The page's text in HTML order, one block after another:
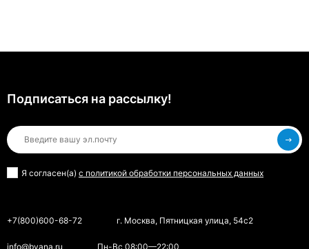
Подписаться на рассылкy!
Я согласен(a) с политикой обработки персональных данных
+7(800)600-68-72 г. Москва, Пятницкая улица, 54с2
info@bvana.ru Пн-Вс 08:00—22:00